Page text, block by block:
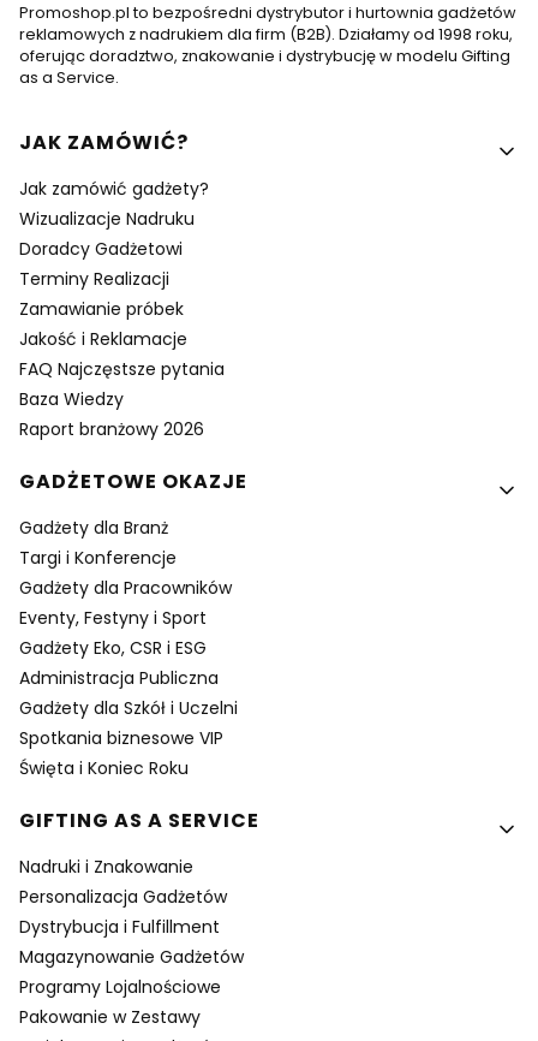
Promoshop.pl to bezpośredni dystrybutor i hurtownia gadżetów
reklamowych z nadrukiem dla firm (B2B). Działamy od 1998 roku,
oferując doradztwo, znakowanie i dystrybucję w modelu Gifting
as a Service.
Linki w stopce
JAK ZAMÓWIĆ?
Jak zamówić gadżety?
Wizualizacje Nadruku
Doradcy Gadżetowi
Terminy Realizacji
Zamawianie próbek
Jakość i Reklamacje
FAQ Najczęstsze pytania
Baza Wiedzy
Raport branżowy 2026
GADŻETOWE OKAZJE
Gadżety dla Branż
Targi i Konferencje
Gadżety dla Pracowników
Eventy, Festyny i Sport
Gadżety Eko, CSR i ESG
Administracja Publiczna
Gadżety dla Szkół i Uczelni
Spotkania biznesowe VIP
Święta i Koniec Roku
GIFTING AS A SERVICE
Nadruki i Znakowanie
Personalizacja Gadżetów
Dystrybucja i Fulfillment
Magazynowanie Gadżetów
Programy Lojalnościowe
Pakowanie w Zestawy